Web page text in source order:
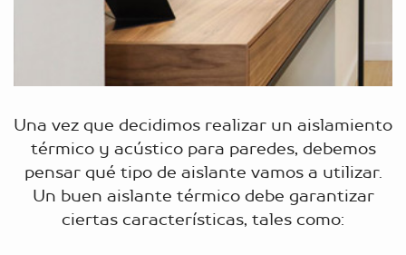
Una vez que decidimos realizar un aislamiento
térmico y acústico para paredes, debemos
pensar qué tipo de aislante vamos a utilizar.
Un buen aislante térmico debe garantizar
ciertas características, tales como: